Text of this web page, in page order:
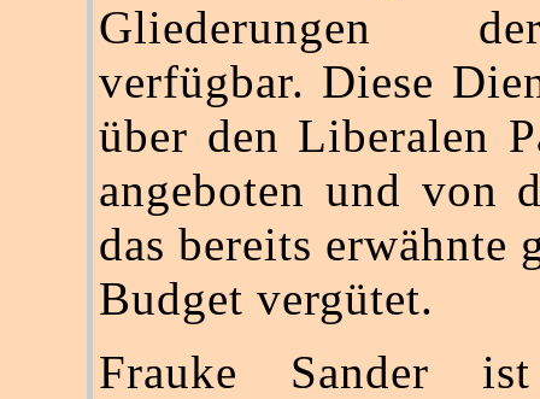
Gliederungen
verfügbar. Diese
über den Liberalen
angeboten und von
das bereits erwähnte
Budget vergütet.
Frauke Sander